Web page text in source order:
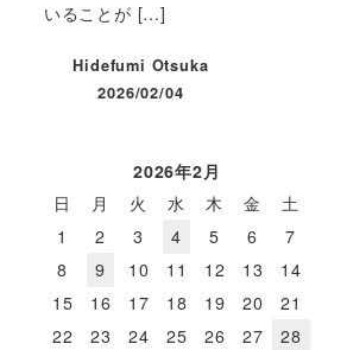
いることが […]
Hidefumi Otsuka
投稿日
2026/02/04
2026年2月
日
月 火 水 木 金
土
1
2 3 4 5 6
7
8
9 10 11 12 13
14
15
16 17 18 19 20
21
22
23 24 25 26 27 28